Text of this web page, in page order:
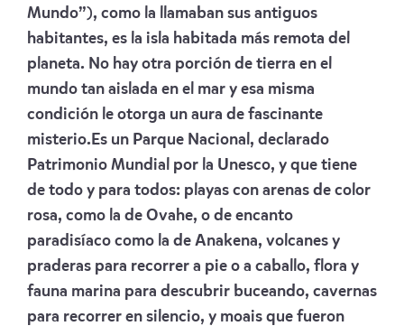
Mundo”), como la llamaban sus antiguos
habitantes, es la isla habitada más remota del
planeta. No hay otra porción de tierra en el
mundo tan aislada en el mar y esa misma
condición le otorga un aura de fascinante
misterio.Es un Parque Nacional, declarado
Patrimonio Mundial por la Unesco, y que tiene
de todo y para todos: playas con arenas de color
rosa, como la de Ovahe, o de encanto
paradisíaco como la de Anakena, volcanes y
praderas para recorrer a pie o a caballo, flora y
fauna marina para descubrir buceando, cavernas
para recorrer en silencio, y moais que fueron